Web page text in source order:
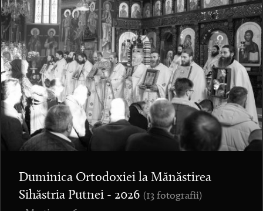
Duminica Ortodoxiei la Mănăstirea
Sihăstria Putnei - 2026 (13 fotografii)